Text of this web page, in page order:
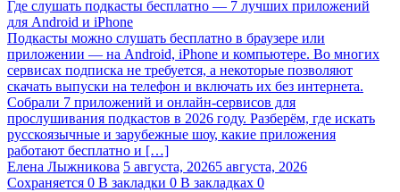
Где слушать подкасты бесплатно — 7 лучших приложений
для Android и iPhone
Подкасты можно слушать бесплатно в браузере или
приложении — на Android, iPhone и компьютере. Во многих
сервисах подписка не требуется, а некоторые позволяют
скачать выпуски на телефон и включать их без интернета.
Собрали 7 приложений и онлайн-сервисов для
прослушивания подкастов в 2026 году. Разберём, где искать
русскоязычные и зарубежные шоу, какие приложения
работают бесплатно и […]
Елена Лыжникова 5 августа, 20265 августа, 2026
Сохраняется 0 В закладки 0 В закладках 0